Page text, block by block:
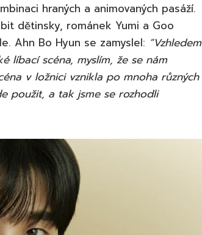
hraných a animovaných pasáží.
dětinsky, románek Yumi a Goo
Ahn Bo Hyun se zamyslel: “Vzhledem
líbací scéna, myslím, že se nám
v ložnici vznikla po mnoha různých
použit, a tak jsme se rozhodli